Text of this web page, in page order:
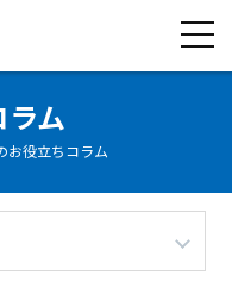
ラム
お役立ちコラム